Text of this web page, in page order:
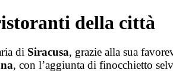
della città
di Siracusa, grazie alla sua
, con l’aggiunta di finocchietto